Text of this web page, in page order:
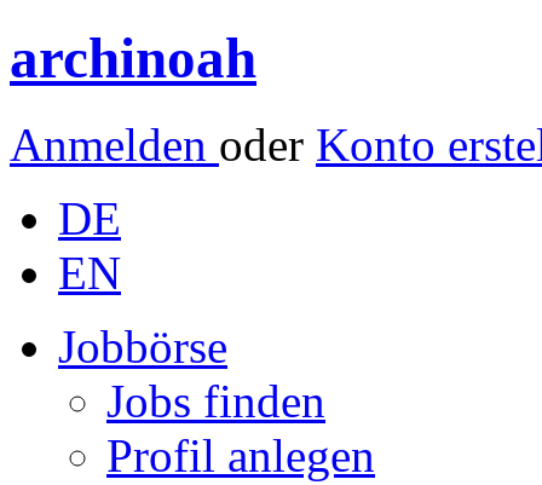
archinoah
Anmelden oder Konto
DE
EN
Jobbörse
Jobs finden
Profil anlegen